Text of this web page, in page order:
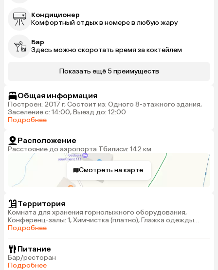
Кондиционер
Комфортный отдых в номере в любую жару
Бар
Здесь можно скоротать время за коктейлем
Показать ещё 5 преимуществ
Общая информация
Построен: 2017 г, Состоит из: Одного 8-этажного здания,
Заселение с: 14:00, Выезд до: 12:00
Подробнее
Расположение
Расстояние до аэропорта Тбилиси: 142 км
Смотреть на карте
Территория
Комната для хранения горнолыжного оборудования,
Конференц-залы: 1, Химчистка (платно), Глажка одежды
платно
Подробнее
Питание
Бар/ресторан
Подробнее